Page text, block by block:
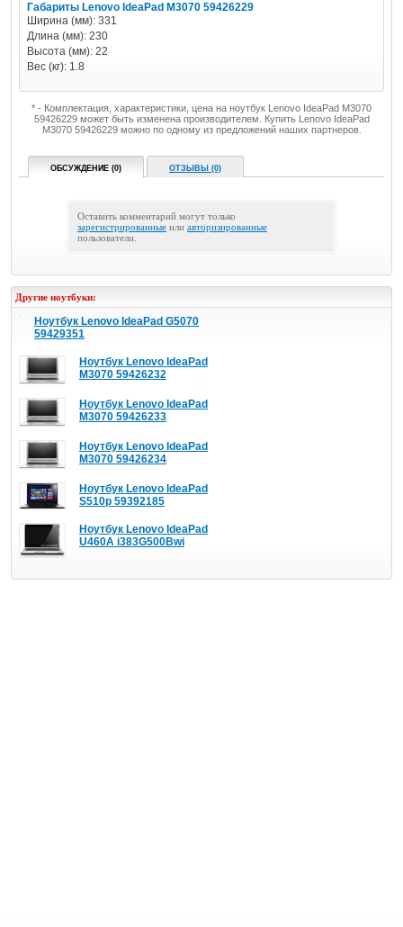
Габариты Lenovo IdeaPad M3070 59426229
Ширина (мм): 331
Длина (мм): 230
Высота (мм): 22
Вес (кг): 1.8
* - Комплектация, характеристики, цена на ноутбук Lenovo IdeaPad M3070
59426229 может быть изменена производителем. Купить Lenovo IdeaPad
M3070 59426229 можно по одному из предложений наших партнеров.
ОБСУЖДЕНИЕ (0) ОТЗЫВЫ (0)
Оставить комментарий могут только
зарегистрированные или авторизированные
пользователи.
Другие ноутбуки:
Ноутбук Lenovo IdeaPad G5070
59429351
Ноутбук Lenovo IdeaPad
M3070 59426232
Ноутбук Lenovo IdeaPad
M3070 59426233
Ноутбук Lenovo IdeaPad
M3070 59426234
Ноутбук Lenovo IdeaPad
S510p 59392185
Ноутбук Lenovo IdeaPad
U460A i383G500Bwi